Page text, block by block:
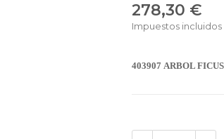
278,30 €
Impuestos incluidos
403907 ARBOL